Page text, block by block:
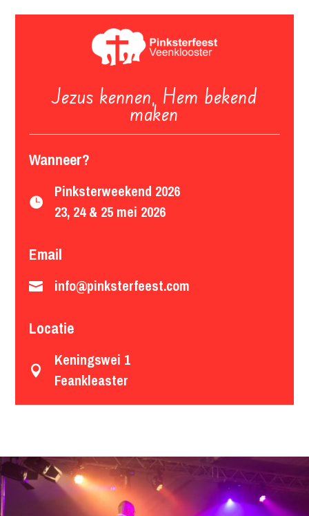
Jezus kennen, Hem bekend
maken
Wanneer?

Pinksterweekend 2026
23, 24 & 25 mei 2026
Email
 info@pinksterfeest.com
Locatie

Keningswei 1
Feankleaster